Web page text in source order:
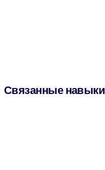
Связанные навыки